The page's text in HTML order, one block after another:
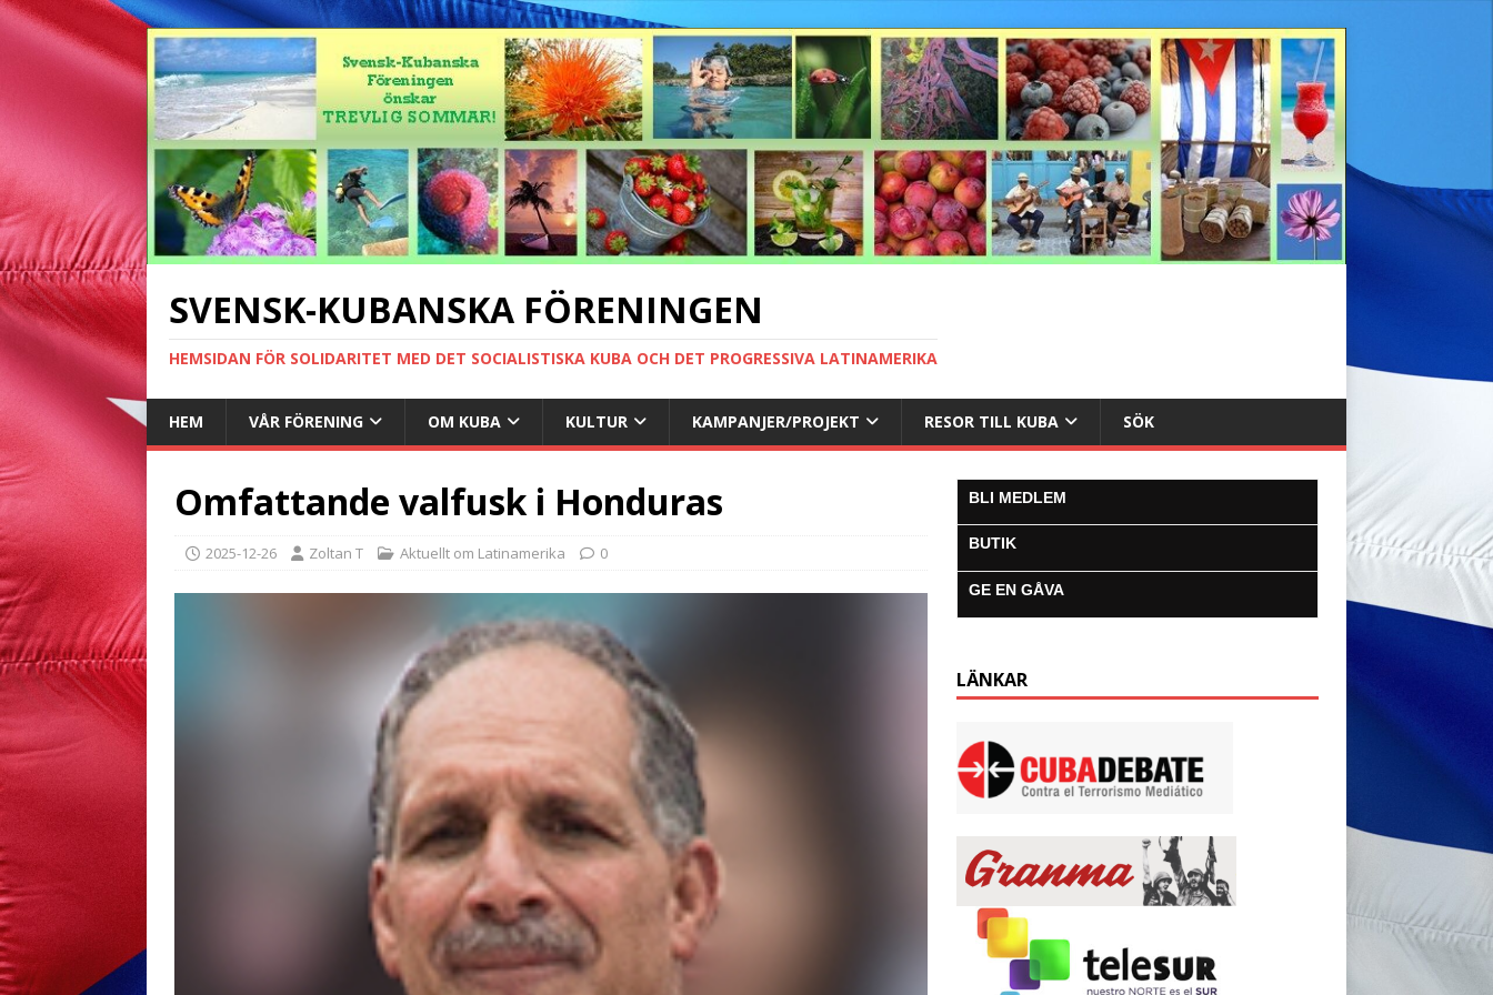
SVENSK-KUBANSKA FÖRENINGEN
HEMSIDAN FÖR SOLIDARITET MED DET SOCIALISTISKA KUBA OCH DET PROGRESSIVA LATINAMERIKA
HEM VÅR FÖRENING OM KUBA KULTUR KAMPANJER/PROJEKT RESOR TILL KUBA SÖK
Omfattande valfusk i Honduras
2025-12-26 Zoltan T Aktuellt om Latinamerika 0
BLI MEDLEM
BUTIK
GE EN GÅVA
LÄNKAR